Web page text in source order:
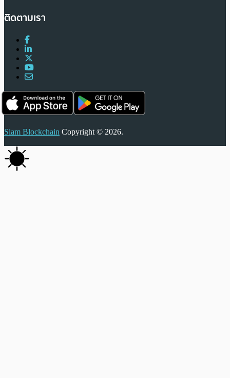
ติดตามเรา
Siam Blockchain Copyright © 2026.